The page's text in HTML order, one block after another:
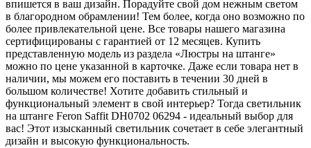
впишется в ваш дизайн. Порадуйте свой дом нежным светом
в благородном обрамлении! Тем более, когда оно возможно по
более привлекательной цене. Все товары нашего магазина
сертифицированы с гарантией от 12 месяцев. Купить
представленную модель из раздела «Люстры на штанге»
можно по цене указанной в карточке. Даже если товара нет в
наличии, мы можем его поставить в течении 30 дней в
большом количестве! Хотите добавить стильный и
функциональный элемент в свой интерьер? Тогда светильник
на штанге Feron Saffit DH0702 06294 - идеальный выбор для
вас! Этот изысканный светильник сочетает в себе элегантный
дизайн и высокую функциональность.